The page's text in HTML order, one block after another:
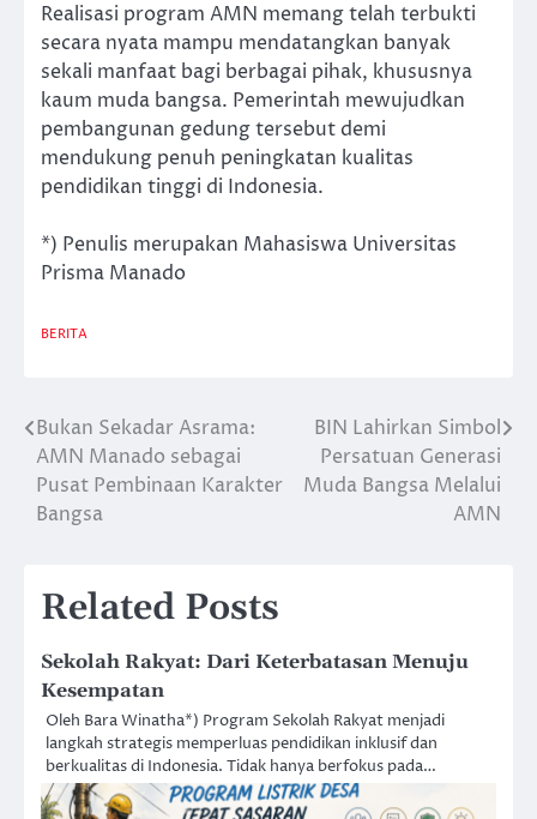
Realisasi program AMN memang telah terbukti
secara nyata mampu mendatangkan banyak
sekali manfaat bagi berbagai pihak, khususnya
kaum muda bangsa. Pemerintah mewujudkan
pembangunan gedung tersebut demi
mendukung penuh peningkatan kualitas
pendidikan tinggi di Indonesia.
*) Penulis merupakan Mahasiswa Universitas
Prisma Manado
BERITA
Post
navigation
Bukan Sekadar Asrama:
AMN Manado sebagai
Pusat Pembinaan Karakter
Bangsa
BIN Lahirkan Simbol
Persatuan Generasi
Muda Bangsa Melalui
AMN
Related Posts
Sekolah Rakyat: Dari Keterbatasan Menuju
Kesempatan
Oleh Bara Winatha*) Program Sekolah Rakyat menjadi
langkah strategis memperluas pendidikan inklusif dan
berkualitas di Indonesia. Tidak hanya berfokus pada…